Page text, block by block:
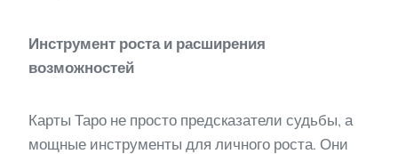
Инструмент роста и расширения
возможностей
Карты Таро не просто предсказатели судьбы, а
мощные инструменты для личного роста. Они